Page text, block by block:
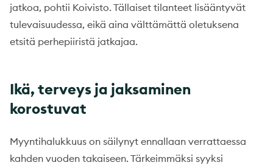
jatkoa, pohtii Koivisto. Tällaiset tilanteet lisääntyvät
tulevaisuudessa, eikä aina välttämättä oletuksena
etsitä perhepiiristä jatkajaa.
Ikä, terveys ja jaksaminen
korostuvat
Myyntihalukkuus on säilynyt ennallaan verrattaessa
kahden vuoden takaiseen. Tärkeimmäksi syyksi